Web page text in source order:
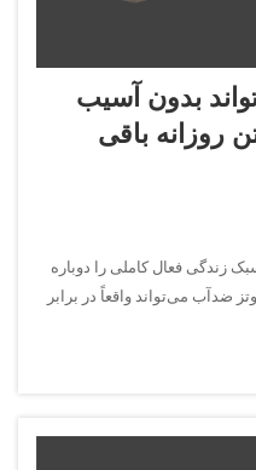
بدون آسیب
روزانه باقی
زندگی فعال کاملی را دوباره
ضدآب می‌تواند واقعاً در برابر
بیش از اینکه یک کنجکاوی فنی
دوش...